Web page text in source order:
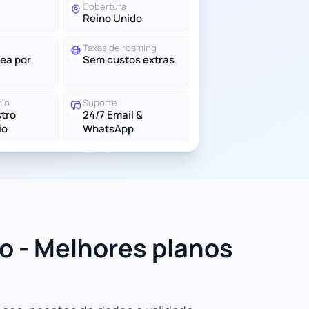
Cobertura
Reino Unido
por
Taxas de roaming
Sem custos extras
Suporte
24/7 Email &
WhatsApp
- Melhores planos